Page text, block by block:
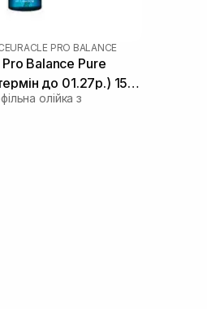
PRO BALANCE
Pro Balance Pure
до 01.27р.) 155
олійка з